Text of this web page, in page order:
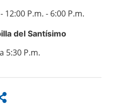
12:00 P.m. - 6:00 P.m.
del Santísimo
5:30 P.m.